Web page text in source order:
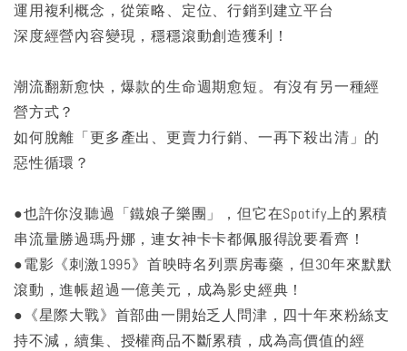
運用複利概念，從策略、定位、行銷到建立平台
深度經營內容變現，穩穩滾動創造獲利！
潮流翻新愈快，爆款的生命週期愈短。有沒有另一種經
營方式？
如何脫離「更多產出、更賣力行銷、一再下殺出清」的
惡性循環？
●也許你沒聽過「鐵娘子樂團」，但它在Spotify上的累積
串流量勝過瑪丹娜，連女神卡卡都佩服得說要看齊！
●電影《刺激1995》首映時名列票房毒藥，但30年來默默
滾動，進帳超過一億美元，成為影史經典！
●《星際大戰》首部曲一開始乏人問津，四十年來粉絲支
持不減，續集、授權商品不斷累積，成為高價值的經